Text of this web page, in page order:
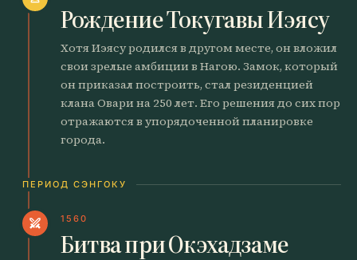
Рождение Токугавы Иэясу
Хотя Иэясу родился в другом месте, он вложил
свои зрелые амбиции в Нагою. Замок, который
он приказал построить, стал резиденцией
клана Овари на 250 лет. Его решения до сих пор
отражаются в упорядоченной планировке
города.
ПЕРИОД СЭНГОКУ
swords 1560
Битва при Окэхадзаме